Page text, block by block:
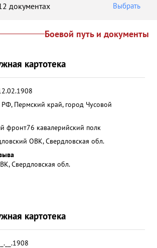
документах Выбрать
Боевой путь и документы
картотека
РФ, Пермский край, город Чусовой
фронт76 кавалерийский полк
ОВК, Свердловская обл.
Свердловская обл.
картотека
__.__.1908